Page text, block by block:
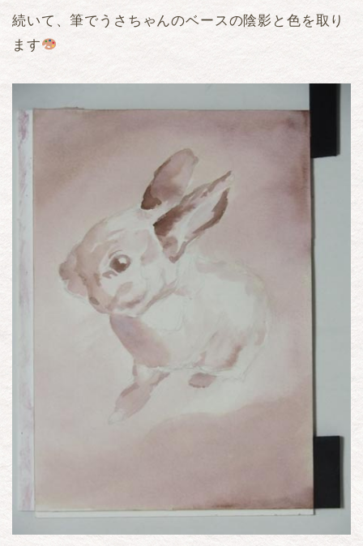
続いて、筆でうさちゃんのベースの陰影と色を取り
ます